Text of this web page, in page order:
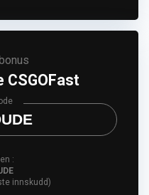
CSGOFast
:
innskudd)